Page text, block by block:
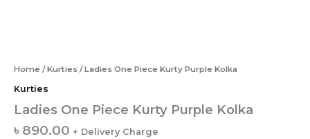
Home /Kurties / Ladies One Piece Kurty Purple Kolka
Kurties
Ladies One Piece Kurty Purple Kolka
৳ 890.00 + Delivery Charge